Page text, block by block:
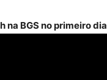
na BGS no primeiro dia